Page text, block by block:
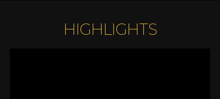
HIGHLIGHTS